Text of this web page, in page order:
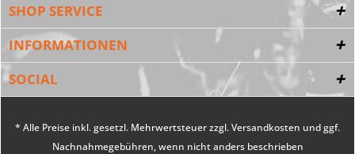
SHOP SERVICE
INFORMATIONEN
SOCIAL
* Alle Preise inkl. gesetzl. Mehrwertsteuer zzgl.Versandkosten und ggf.
Nachnahmegebühren, wenn nicht anders beschrieben